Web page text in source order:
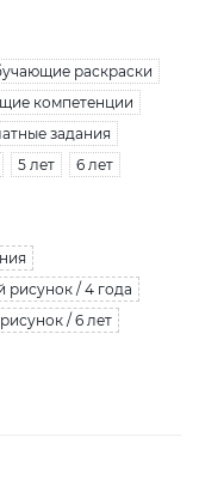
раскраски
компетенции
задания
5 лет
6 лет
рисунок / 4 года
/ 6 лет